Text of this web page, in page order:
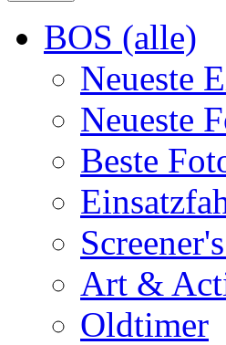
BOS (alle)
Neueste
Neueste
Beste
Art &
Oldtimer